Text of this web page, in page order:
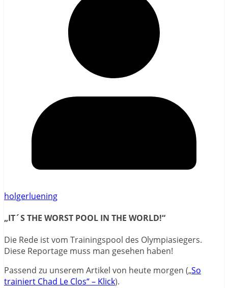
holgerluening
„IT´S THE WORST POOL IN THE WORLD!“
Die Rede ist vom Trainingspool des Olympiasiegers.
Diese Reportage muss man gesehen haben!
Passend zu unserem Artikel von heute morgen („So
trainiert Chad Le Clos“ – Klick).